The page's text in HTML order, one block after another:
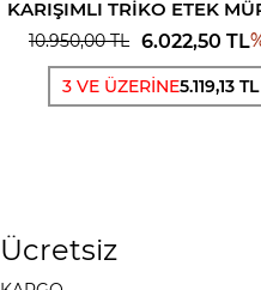
KARIŞIMLI TRIKO ETEK
10.950,00TL 6.022,50 TL
3 VE ÜZERİNE5.119,13 TL
Ücretsiz